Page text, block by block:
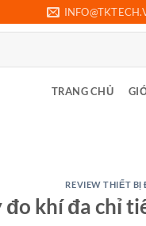
TRANG CHỦ
REVIEW THIẾT BỊ
đo khí đa chỉ